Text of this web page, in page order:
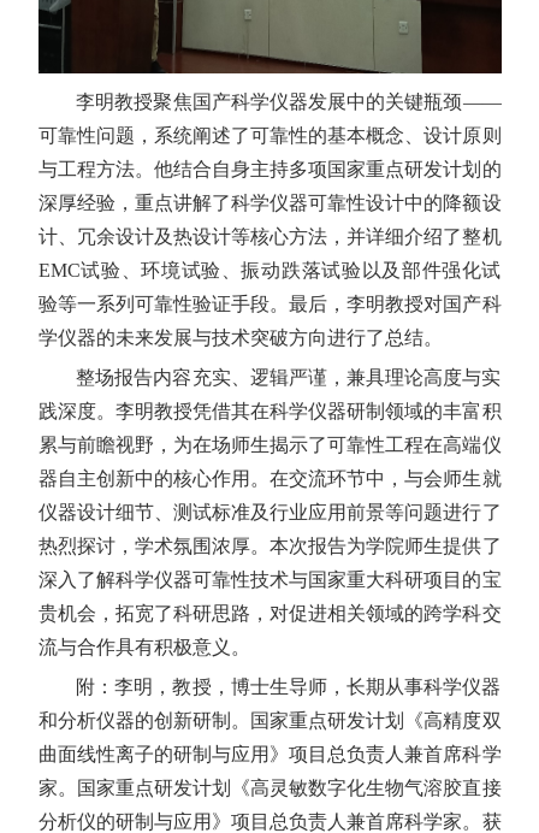
李明教授聚焦国产科学仪器发展中的关键瓶颈——
可靠性问题，系统阐述了可靠性的基本概念、设计原则
与工程方法。他结合自身主持多项国家重点研发计划的
深厚经验，重点讲解了科学仪器可靠性设计中的降额设
计、冗余设计及热设计等核心方法，并详细介绍了整机
EMC试验、环境试验、振动跌落试验以及部件强化试
验等一系列可靠性验证手段。最后，李明教授对国产科
学仪器的未来发展与技术突破方向进行了总结。
整场报告内容充实、逻辑严谨，兼具理论高度与实
践深度。李明教授凭借其在科学仪器研制领域的丰富积
累与前瞻视野，为在场师生揭示了可靠性工程在高端仪
器自主创新中的核心作用。在交流环节中，与会师生就
仪器设计细节、测试标准及行业应用前景等问题进行了
热烈探讨，学术氛围浓厚。本次报告为学院师生提供了
深入了解科学仪器可靠性技术与国家重大科研项目的宝
贵机会，拓宽了科研思路，对促进相关领域的跨学科交
流与合作具有积极意义。
附：李明，教授，博士生导师，长期从事科学仪器
和分析仪器的创新研制。国家重点研发计划《高精度双
曲面线性离子的研制与应用》项目总负责人兼首席科学
家。国家重点研发计划《高灵敏数字化生物气溶胶直接
分析仪的研制与应用》项目总负责人兼首席科学家。获